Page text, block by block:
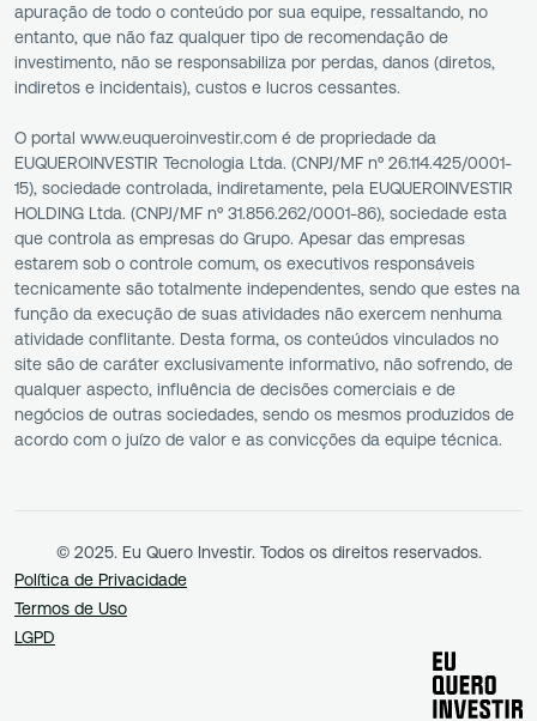
apuração de todo o conteúdo por sua equipe, ressaltando, no
entanto, que não faz qualquer tipo de recomendação de
investimento, não se responsabiliza por perdas, danos (diretos,
indiretos e incidentais), custos e lucros cessantes.
O portal www.euqueroinvestir.com é de propriedade da
EUQUEROINVESTIR Tecnologia Ltda. (CNPJ/MF nº 26.114.425/0001-
15), sociedade controlada, indiretamente, pela EUQUEROINVESTIR
HOLDING Ltda. (CNPJ/MF nº 31.856.262/0001-86), sociedade esta
que controla as empresas do Grupo. Apesar das empresas
estarem sob o controle comum, os executivos responsáveis
tecnicamente são totalmente independentes, sendo que estes na
função da execução de suas atividades não exercem nenhuma
atividade conflitante. Desta forma, os conteúdos vinculados no
site são de caráter exclusivamente informativo, não sofrendo, de
qualquer aspecto, influência de decisões comerciais e de
negócios de outras sociedades, sendo os mesmos produzidos de
acordo com o juízo de valor e as convicções da equipe técnica.
© 2025. Eu Quero Investir. Todos os direitos reservados.
Política de Privacidade
Termos de Uso
LGPD